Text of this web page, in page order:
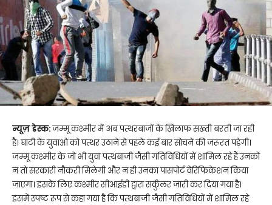
न्यूज़ डेस्क:जम्मू कश्मीर में अब पत्थरबाजों के खिलाफ सख्ती बरती जा रही
है। घाटी के युवाओं को पत्थर उठाने से पहले कई बार सोचने की जरूरत पड़ेगी।
जम्मू कश्मीर के जो भी युवा पत्थबाजी जैसी गतिविधियों में शामिल रहे हैं उनको
न तो सरकारी नौकरी मिलेगी और न ही उनका पासपोर्ट वेरिफिकेशन किया
जाएगा। इसके लिए कश्मीर सीआईडी द्वारा सर्कुलर जारी कर दिया गया है।
इसमें स्पष्ट रूप से कहा गया है कि पत्थबाजी जैसी गतिविधियों में शामिल रहे